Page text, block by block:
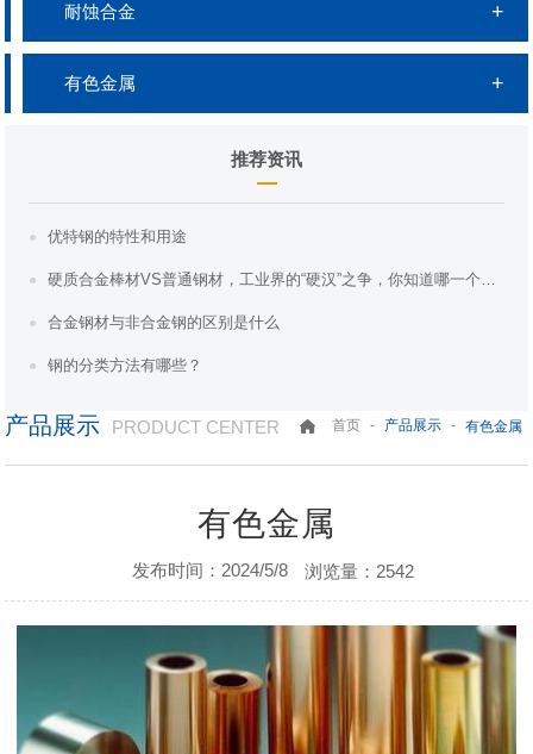
耐蚀合金
有色金属
推荐资讯
优特钢的特性和用途
硬质合金棒材VS普通钢材，工业界的“硬汉”之争，你知道哪一个更胜一筹吗？
合金钢材与非合金钢的区别是什么
钢的分类方法有哪些？
产品展示 PRODUCT CENTER 首页 - 产品展示 - 有色金属
有色金属
发布时间：2024/5/8 浏览量：2542